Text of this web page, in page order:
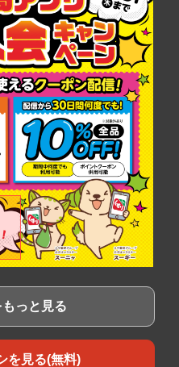
っと見る
を見る(無料)